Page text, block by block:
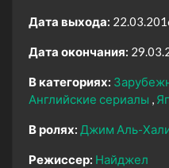
Дата выхода:
Дата окончания:
В категориях:
Английские сериалы
В ролях: Джим Аль-
Режиссер: Найджел